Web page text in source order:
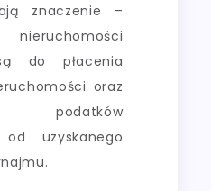
znaczenie –
do płacenia
oraz
podatków
uzyskanego